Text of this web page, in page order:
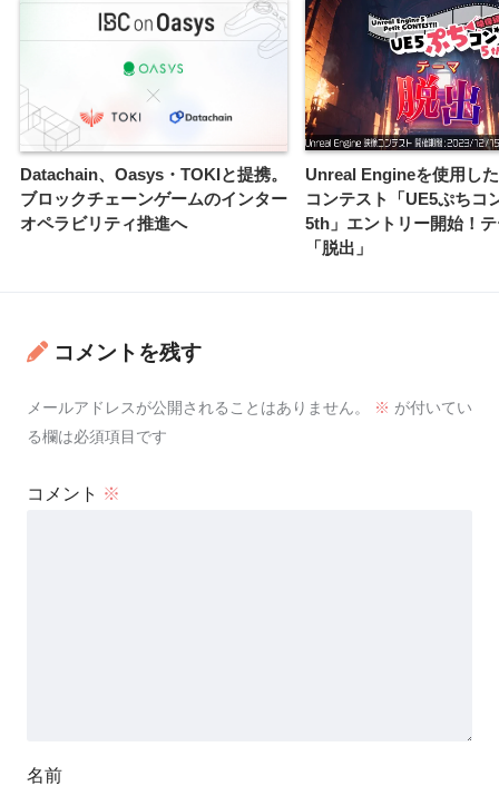
Datachain、Oasys・TOKIと提携。
ブロックチェーンゲームのインター
オペラビリティ推進へ
Unreal Engineを使用し
コンテスト「UE5ぷちコ
5th」エントリー開始！
「脱出」
コメントを残す
メールアドレスが公開されることはありません。 ※ が付いてい
る欄は必須項目です
コメント ※
名前